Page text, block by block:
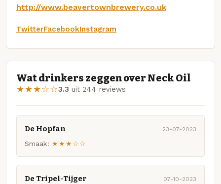
http://www.beavertownbrewery.co.uk
TwitterFacebookInstagram
Wat drinkers zeggen over Neck Oil
★★★☆☆3.3 uit 244 reviews
De Hopfan 23-07-2023
Smaak: ★★★☆☆
De Tripel-Tijger 07-10-2023